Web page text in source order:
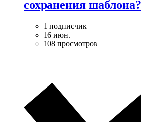
сохранения шаблона?
1 подписчик
16 июн.
108 просмотров